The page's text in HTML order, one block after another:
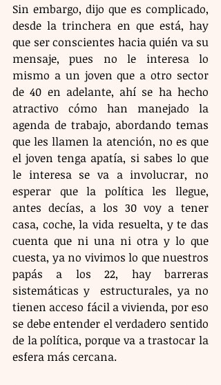
Sin embargo, dijo que es complicado,
desde la trinchera en que está, hay
que ser conscientes hacia quién va su
mensaje, pues no le interesa lo
mismo a un joven que a otro sector
de 40 en adelante, ahí se ha hecho
atractivo cómo han manejado la
agenda de trabajo, abordando temas
que les llamen la atención, no es que
el joven tenga apatía, si sabes lo que
le interesa se va a involucrar, no
esperar que la política les llegue,
antes decías, a los 30 voy a tener
casa, coche, la vida resuelta, y te das
cuenta que ni una ni otra y lo que
cuesta, ya no vivimos lo que nuestros
papás a los 22, hay barreras
sistemáticas y  estructurales, ya no
tienen acceso fácil a vivienda, por eso
se debe entender el verdadero sentido
de la política, porque va a trastocar la
esfera más cercana.